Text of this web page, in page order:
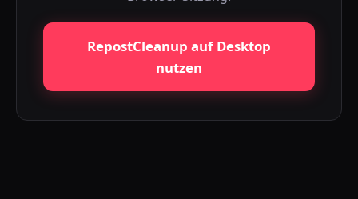
RepostCleanup auf Desktop
nutzen